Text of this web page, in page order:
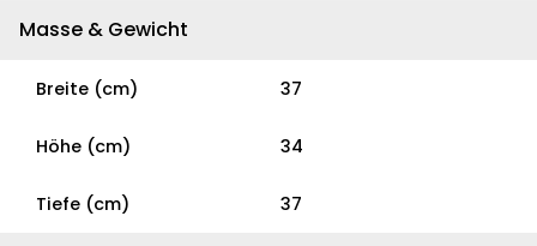
Masse & Gewicht
Breite (cm) 37
Höhe (cm) 34
Tiefe (cm) 37